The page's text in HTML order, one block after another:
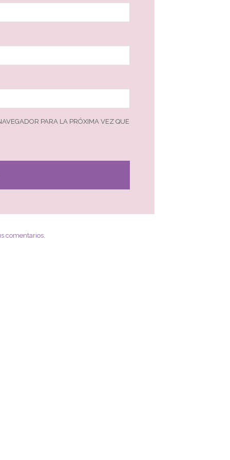
PARA LA PRÓXIMA VEZ QUE
comentarios.